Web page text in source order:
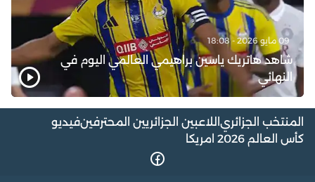
09 مايو 2026 - 18:08
شاهد هاتريك ياسين براهيمي العالمي اليوم في
النهائي
المنتخب الجزائري اللاعبين الجزائريين المحترفينفيديو
كأس العالم 2026 امريكا